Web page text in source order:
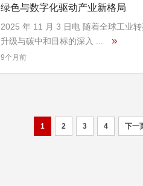
绿色与数字化驱动产业新格局
2025 年 11 月 3 日电 随着全球工业转
升级与碳中和目标的深入 ...
»
9个月前
1 2 3 4 下一